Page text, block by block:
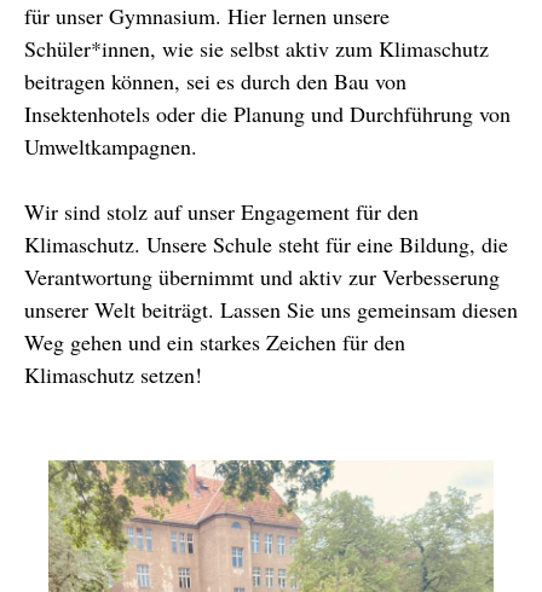
für unser Gymnasium. Hier lernen unsere
Schüler*innen, wie sie selbst aktiv zum Klimaschutz
beitragen können, sei es durch den Bau von
Insektenhotels oder die Planung und Durchführung von
Umweltkampagnen.
Wir sind stolz auf unser Engagement für den
Klimaschutz. Unsere Schule steht für eine Bildung, die
Verantwortung übernimmt und aktiv zur Verbesserung
unserer Welt beiträgt. Lassen Sie uns gemeinsam diesen
Weg gehen und ein starkes Zeichen für den
Klimaschutz setzen!